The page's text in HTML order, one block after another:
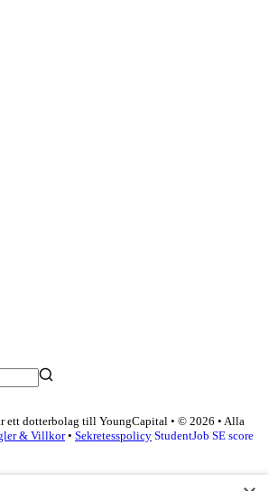
ett dotterbolag till YoungCapital • © 2026 • Alla
& Villkor• Sekretesspolicy StudentJob SE score